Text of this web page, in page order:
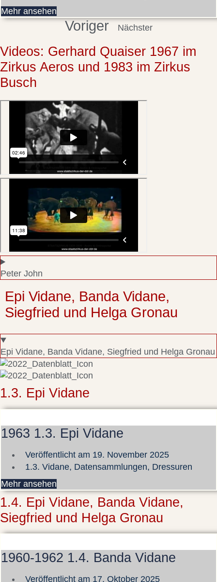
Mehr ansehen
Voriger Nächster
Videos: Gerhard Quaiser 1967 im
Zirkus Aeros und 1983 im Zirkus
Busch
Peter John
Epi Vidane, Banda Vidane,
Siegfried und Helga Gronau
Epi Vidane, Banda Vidane, Siegfried und Helga Gronau
1.3. Epi Vidane
1963 1.3. Epi Vidane
Veröffentlicht am 19. November 2025
1.3. Vidane, Datensammlungen, Dressuren
Mehr ansehen
1.4. Epi Vidane, Banda Vidane,
Siegfried und Helga Gronau
1960-1962 1.4. Banda Vidane
Veröffentlicht am 17. Oktober 2025